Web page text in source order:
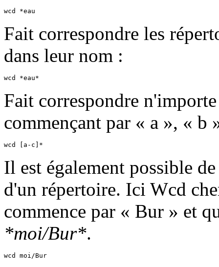
wcd *eau
Fait correspondre les
dans leur nom :
wcd *eau*
Fait correspondre
commençant par « a », « b
wcd [a-c]*
Il est également possible
d'un répertoire. Ici Wcd
commence par « Bur » et
*moi/Bur*.
wcd moi/Bur